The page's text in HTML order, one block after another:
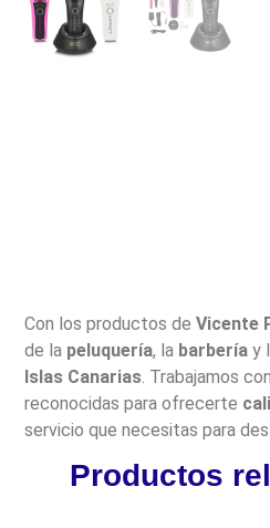
Con los productos deVicente
de la peluquería, la barbería y
Islas Canarias. Trabajamos
reconocidas para ofrecerte
servicio que necesitas para
Productos